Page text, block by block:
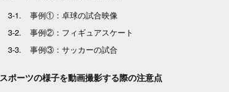
事例①：卓球の試合映像
事例②：フィギュアスケート
事例③：サッカーの試合
スポーツの様子を動画撮影する際の注意点